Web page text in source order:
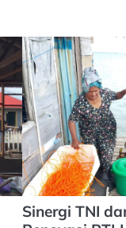
Sinergi TNI